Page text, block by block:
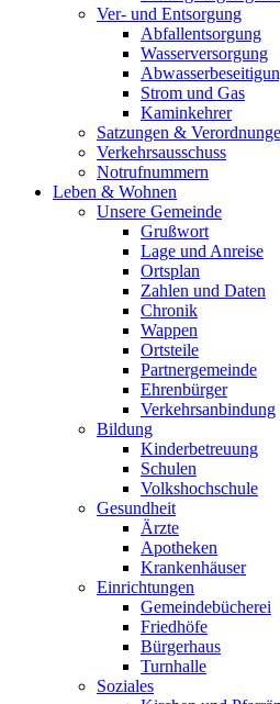
Ver- und Entsorgung
Abfallentsorgung
Wasserversorgung
Strom und Gas
Kaminkehrer
Satzungen &
Verkehrsausschuss
Notrufnummern
Leben & Wohnen
Unsere Gemeinde
Grußwort
Lage und Anreise
Ortsplan
Zahlen und Daten
Chronik
Wappen
Ortsteile
Partnergemeinde
Ehrenbürger
Verkehrsanbindung
Bildung
Kinderbetreuung
Schulen
Volkshochschule
Gesundheit
Ärzte
Apotheken
Krankenhäuser
Einrichtungen
Gemeindebücherei
Friedhöfe
Bürgerhaus
Turnhalle
Soziales